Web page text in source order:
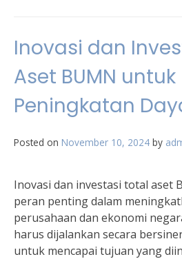
Inovasi dan
Aset BUMN untuk
Peningkatan
Posted on November 10, 2024 by
Inovasi dan investasi total aset
peran penting dalam
perusahaan dan ekonomi
harus dijalankan secara
untuk mencapai tujuan yang